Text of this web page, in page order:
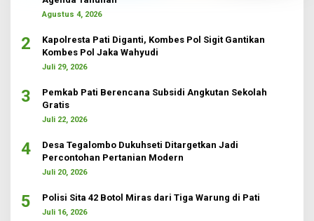
Agustus 4, 2026
2
Kapolresta Pati Diganti, Kombes Pol Sigit Gantikan
Kombes Pol Jaka Wahyudi
Juli 29, 2026
3
Pemkab Pati Berencana Subsidi Angkutan Sekolah
Gratis
Juli 22, 2026
4
Desa Tegalombo Dukuhseti Ditargetkan Jadi
Percontohan Pertanian Modern
Juli 20, 2026
5 Polisi Sita 42 Botol Miras dari Tiga Warung di Pati
Juli 16, 2026